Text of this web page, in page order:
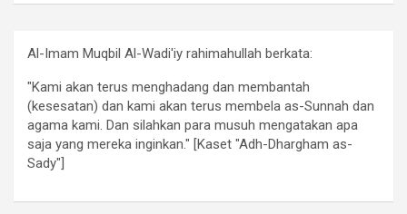
Al-Imam Muqbil Al-Wadi'iy rahimahullah berkata:
"Kami akan terus menghadang dan membantah
(kesesatan) dan kami akan terus membela as-Sunnah dan
agama kami. Dan silahkan para musuh mengatakan apa
saja yang mereka inginkan." [Kaset "Adh-Dhargham as-
Sady"]